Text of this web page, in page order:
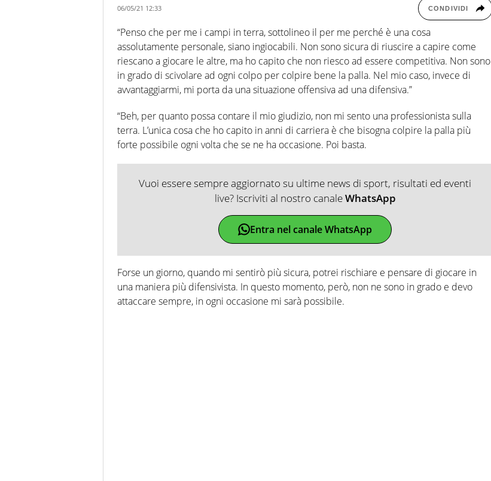
06/05/21 12:33 CONDIVIDI
“Penso che per me i campi in terra, sottolineo il per me perché è una cosa
assolutamente personale, siano ingiocabili. Non sono sicura di riuscire a capire come
riescano a giocare le altre, ma ho capito che non riesco ad essere competitiva. Non sono
in grado di scivolare ad ogni colpo per colpire bene la palla. Nel mio caso, invece di
avvantaggiarmi, mi porta da una situazione offensiva ad una difensiva.”
“Beh, per quanto possa contare il mio giudizio, non mi sento una professionista sulla
terra. L’unica cosa che ho capito in anni di carriera è che bisogna colpire la palla più
forte possibile ogni volta che se ne ha occasione. Poi basta.
Vuoi essere sempre aggiornato su ultime news di sport, risultati ed eventi
live? Iscriviti al nostro canaleWhatsApp
Entra nel canale WhatsApp
Forse un giorno, quando mi sentirò più sicura, potrei rischiare e pensare di giocare in
una maniera più difensivista. In questo momento, però, non ne sono in grado e devo
attaccare sempre, in ogni occasione mi sarà possibile.